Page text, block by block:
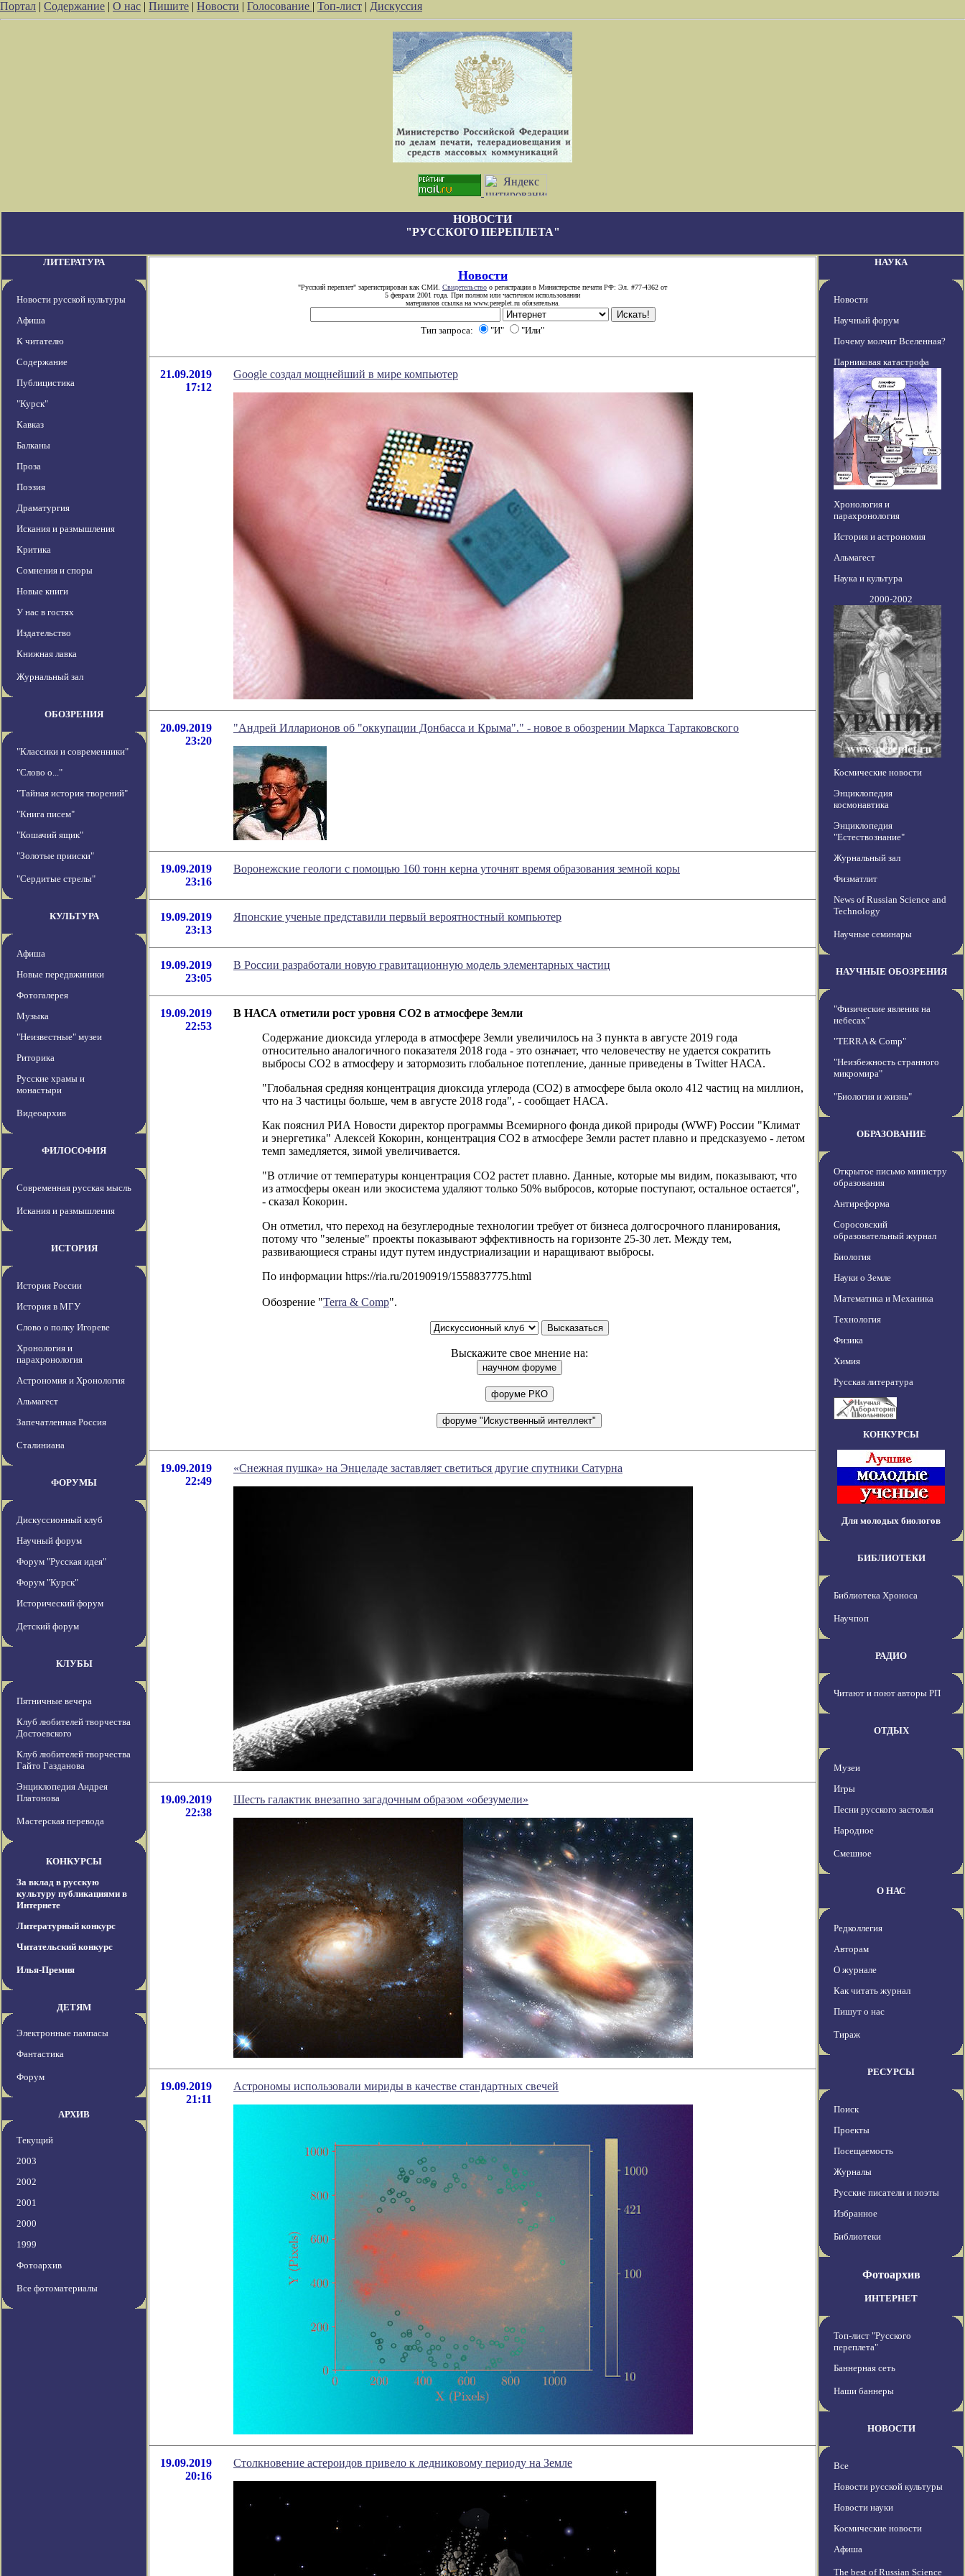
Портал | Содержание | О нас | Пишите | Новости | Голосование | Топ-лист | Дискуссия
НОВОСТИ
"РУССКОГО ПЕРЕПЛЕТА"
ЛИТЕРАТУРА
Новости русской культуры
Афиша
К читателю
Содержание
Публицистика
"Курск"
Кавказ
Балканы
Проза
Поэзия
Драматургия
Искания и размышления
Критика
Сомнения и споры
Новые книги
У нас в гостях
Издательство
Книжная лавка
Журнальный зал
ОБОЗРЕНИЯ
"Классики и современники"
"Слово о..."
"Тайная история творений"
"Книга писем"
"Кошачий ящик"
"Золотые прииски"
"Сердитые стрелы"
КУЛЬТУРА
Афиша
Новые передвжиники
Фотогалерея
Музыка
"Неизвестные" музеи
Риторика
Русские храмы и
монастыри
Видеоархив
ФИЛОСОФИЯ
Современная русская мысль
Искания и размышления
ИСТОРИЯ
История России
История в МГУ
Слово о полку Игореве
Хронология и
парахронология
Астрономия и Хронология
Альмагест
Запечатленная Россия
Сталиниана
ФОРУМЫ
Дискуссионный клуб
Научный форум
Форум "Русская идея"
Форум "Курск"
Исторический форум
Детский форум
КЛУБЫ
Пятничные вечера
Клуб любителей творчества
Достоевского
Клуб любителей творчества
Гайто Газданова
Энциклопедия Андрея
Платонова
Мастерская перевода
КОНКУРСЫ
За вклад в русскую
культуру публикациями в
Интернете
Литературный конкурс
Читательский конкурс
Илья-Премия
ДЕТЯМ
Электронные пампасы
Фантастика
Форум
АРХИВ
Текущий
2003
2002
2001
2000
1999
Фотоархив
Все фотоматериалы
Новости
"Русский переплет" зарегистрирован как СМИ. Свидетельство о регистрации в Министерстве печати РФ: Эл. #77-4362 от
5 февраля 2001 года. При полном или частичном использовании
материалов ссылка на www.pereplet.ru обязательна.
Тип запроса: "И" "Или"
21.09.2019
17:12
Google создал мощнейший в мире компьютер
20.09.2019
23:20
"Андрей Илларионов об "оккупации Донбасса и Крыма"." - новое в обозрении Маркса Тартаковского
19.09.2019
23:16
Воронежские геологи с помощью 160 тонн керна уточнят время образования земной коры
19.09.2019
23:13
Японские ученые представили первый вероятностный компьютер
19.09.2019
23:05
В России разработали новую гравитационную модель элементарных частиц
19.09.2019
22:53
В НАСА отметили рост уровня CO2 в атмосфере Земли
Содержание диоксида углерода в атмосфере Земли увеличилось на 3 пункта в августе 2019 года
относительно аналогичного показателя 2018 года - это означает, что человечеству не удается сократить
выбросы СО2 в атмосферу и затормозить глобальное потепление, данные приведены в Twitter НАСА.
"Глобальная средняя концентрация диоксида углерода (СО2) в атмосфере была около 412 частиц на миллион,
что на 3 частицы больше, чем в августе 2018 года", - сообщает НАСА.
Как пояснил РИА Новости директор программы Всемирного фонда дикой природы (WWF) России "Климат
и энергетика" Алексей Кокорин, концентрация СО2 в атмосфере Земли растет плавно и предсказуемо - летом
темп замедляется, зимой увеличивается.
"В отличие от температуры концентрация СО2 растет плавно. Данные, которые мы видим, показывают, что
из атмосферы океан или экосистема удаляют только 50% выбросов, которые поступают, остальное остается",
- сказал Кокорин.
Он отметил, что переход на безуглеродные технологии требует от бизнеса долгосрочного планирования,
потому что "зеленые" проекты показывают эффективность на горизонте 25-30 лет. Между тем,
развивающиеся страны идут путем индустриализации и наращивают выбросы.
По информации https://ria.ru/20190919/1558837775.html
Обозрение "Terra & Comp".
Выскажите свое мнение на:
19.09.2019
22:49
«Снежная пушка» на Энцеладе заставляет светиться другие спутники Сатурна
19.09.2019
22:38
Шесть галактик внезапно загадочным образом «обезумели»
19.09.2019
21:11
Астрономы использовали мириды в качестве стандартных свечей
19.09.2019
20:16
Столкновение астероидов привело к ледниковому периоду на Земле
НАУКА
Новости
Научный форум
Почему молчит Вселенная?
Парниковая катастрофа
Хронология и
парахронология
История и астрономия
Альмагест
Наука и культура
2000-2002
Космические новости
Энциклопедия
космонавтика
Энциклопедия
"Естествознание"
Журнальный зал
Физматлит
News of Russian Science and
Technology
Научные семинары
НАУЧНЫЕ ОБОЗРЕНИЯ
"Физические явления на
небесах"
"TERRA & Comp"
"Неизбежность странного
микромира"
"Биология и жизнь"
ОБРАЗОВАНИЕ
Открытое письмо министру
образования
Антиреформа
Соросовский
образовательный журнал
Биология
Науки о Земле
Математика и Механика
Технология
Физика
Химия
Русская литература
КОНКУРСЫ
Для молодых биологов
БИБЛИОТЕКИ
Библиотека Хроноса
Научпоп
РАДИО
Читают и поют авторы РП
ОТДЫХ
Музеи
Игры
Песни русского застолья
Народное
Смешное
О НАС
Редколлегия
Авторам
О журнале
Как читать журнал
Пишут о нас
Тираж
РЕСУРСЫ
Поиск
Проекты
Посещаемость
Журналы
Русские писатели и поэты
Избранное
Библиотеки
Фотоархив
ИНТЕРНЕТ
Топ-лист "Русского
переплета"
Баннерная сеть
Наши баннеры
НОВОСТИ
Все
Новости русской культуры
Новости науки
Космические новости
Афиша
The best of Russian Science